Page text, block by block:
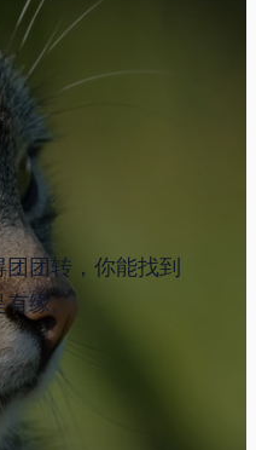
团转，你能找到
有缘。